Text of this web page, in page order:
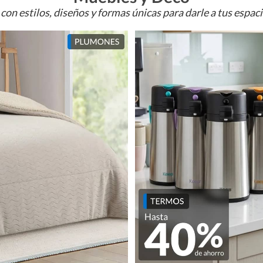
estilos, diseños y formas únicas para darle a tus